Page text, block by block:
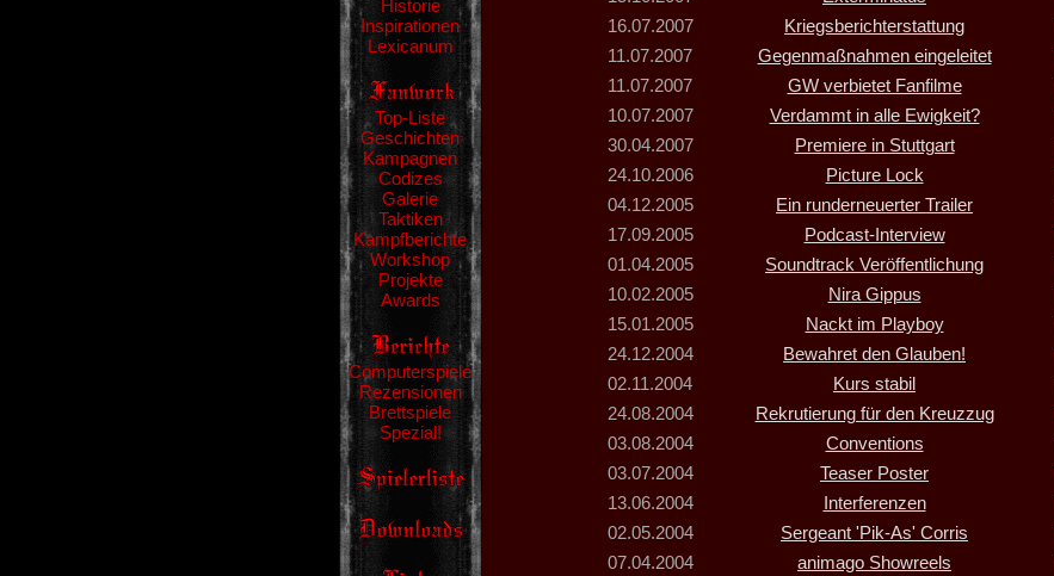
Historie
Inspirationen
Lexicanum
Top-Liste
Geschichten
Kampagnen
Codizes
Galerie
Taktiken
Kampfberichte
Workshop
Projekte
Awards
Computerspiele
Rezensionen
Brettspiele
Spezial!
16.07.2007
Kriegsberichterstattung
11.07.2007
Gegenmaßnahmen eingeleitet
11.07.2007
GW verbietet Fanfilme
10.07.2007
Verdammt in alle Ewigkeit?
30.04.2007
Premiere in Stuttgart
24.10.2006
Picture Lock
04.12.2005
Ein runderneuerter Trailer
17.09.2005
Podcast-Interview
01.04.2005
Soundtrack Veröffentlichung
10.02.2005
Nira Gippus
15.01.2005
Nackt im Playboy
24.12.2004
Bewahret den Glauben!
02.11.2004
Kurs stabil
24.08.2004
Rekrutierung für den Kreuzzug
03.08.2004
Conventions
03.07.2004
Teaser Poster
13.06.2004
Interferenzen
02.05.2004
Sergeant 'Pik-As' Corris
07.04.2004
animago Showreels